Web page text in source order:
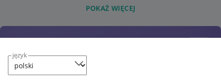
język
POKAŻ WIĘCEJ